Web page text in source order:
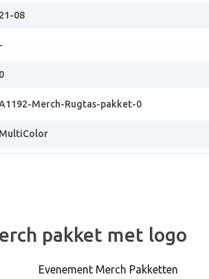
21-08
-
0
Merch-Rugtas-pakket-0
MultiColor
pakket met logo
Evenement Merch Pakketten